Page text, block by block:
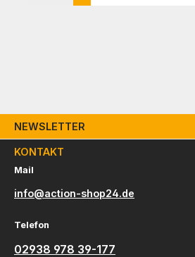
NEWSLETTER
KONTAKT
Mail
info@action-shop24.de
Telefon
02938 978 39-177